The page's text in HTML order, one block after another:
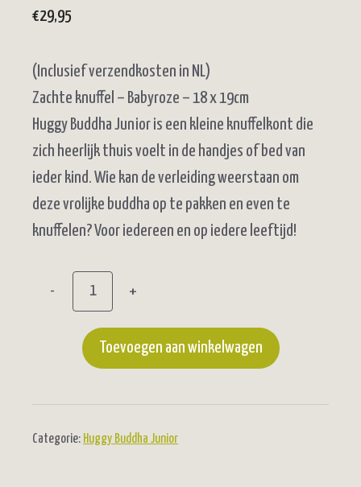
€29,95
(Inclusief verzendkosten in NL)
Zachte knuffel – Babyroze – 18 x 19cm
Huggy Buddha Junior is een kleine knuffelkont die
zich heerlijk thuis voelt in de handjes of bed van
ieder kind. Wie kan de verleiding weerstaan om
deze vrolijke buddha op te pakken en even te
knuffelen? Voor iedereen en op iedere leeftijd!
-
Buddha
Junior
+
Toevoegen aan winkelwagen
Categorie: Huggy Buddha Junior